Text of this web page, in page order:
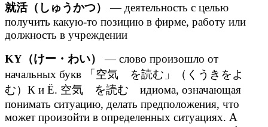
就活（しゅうかつ）
— деятельность с целью
получить какую-то позицию в фирме, работу или
должность в учреждении
KY（けー・わい）
— слово произошло от
начальных букв 「空気 を読む」（くうきをよ
む）К и Ё. 空気 を読む идиома, означающая
понимать ситуацию, делать предположения, что
может произойти в определенных ситуациях. А